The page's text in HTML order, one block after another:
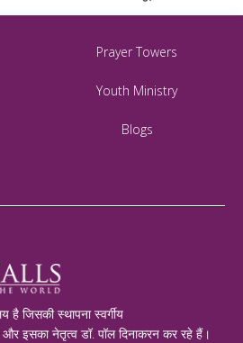
Prayer Towers
Youth Ministry
Blogs
है जिसकी स्थापना स्वर्गीय
और इसका नेतृत्व डॉ. पॉल दिनाकरन कर रहे हैं।